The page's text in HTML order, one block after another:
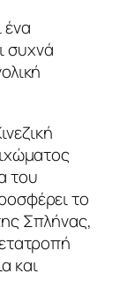
ένα
συχνά
του
το
Σπλήνας,
και